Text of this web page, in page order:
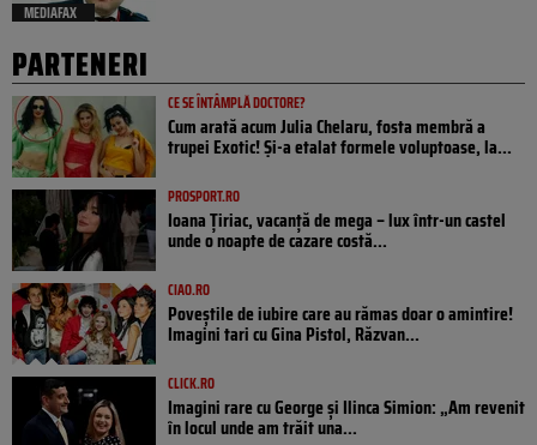
MEDIAFAX
PARTENERI
CE SE ÎNTÂMPLĂ DOCTORE?
Cum arată acum Julia Chelaru, fosta membră a
trupei Exotic! Și-a etalat formele voluptoase, la...
PROSPORT.RO
Ioana Țiriac, vacanță de mega – lux într-un castel
unde o noapte de cazare costă...
CIAO.RO
Poveştile de iubire care au rămas doar o amintire!
Imagini tari cu Gina Pistol, Răzvan...
CLICK.RO
Imagini rare cu George și Ilinca Simion: „Am revenit
în locul unde am trăit una...